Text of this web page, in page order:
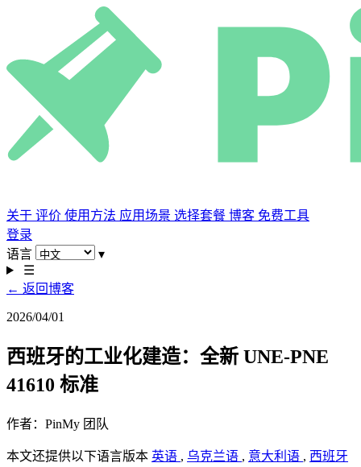
关于 评价 使用方法 应用场景 选择套餐 博客 免费工具
登录
语言
▾
☰
← 返回博客
2026/04/01
西班牙的工业化建造：全新 UNE-PNE
41610 标准
作者：PinMy 团队
本文还提供以下语言版本 英语 , 乌克兰语 , 意大利语 , 西班牙